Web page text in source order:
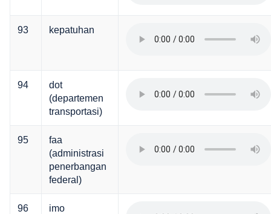
93 kepatuhan
94
dot
(departemen
transportasi)
95
faa
(administrasi
penerbangan
federal)
96
imo